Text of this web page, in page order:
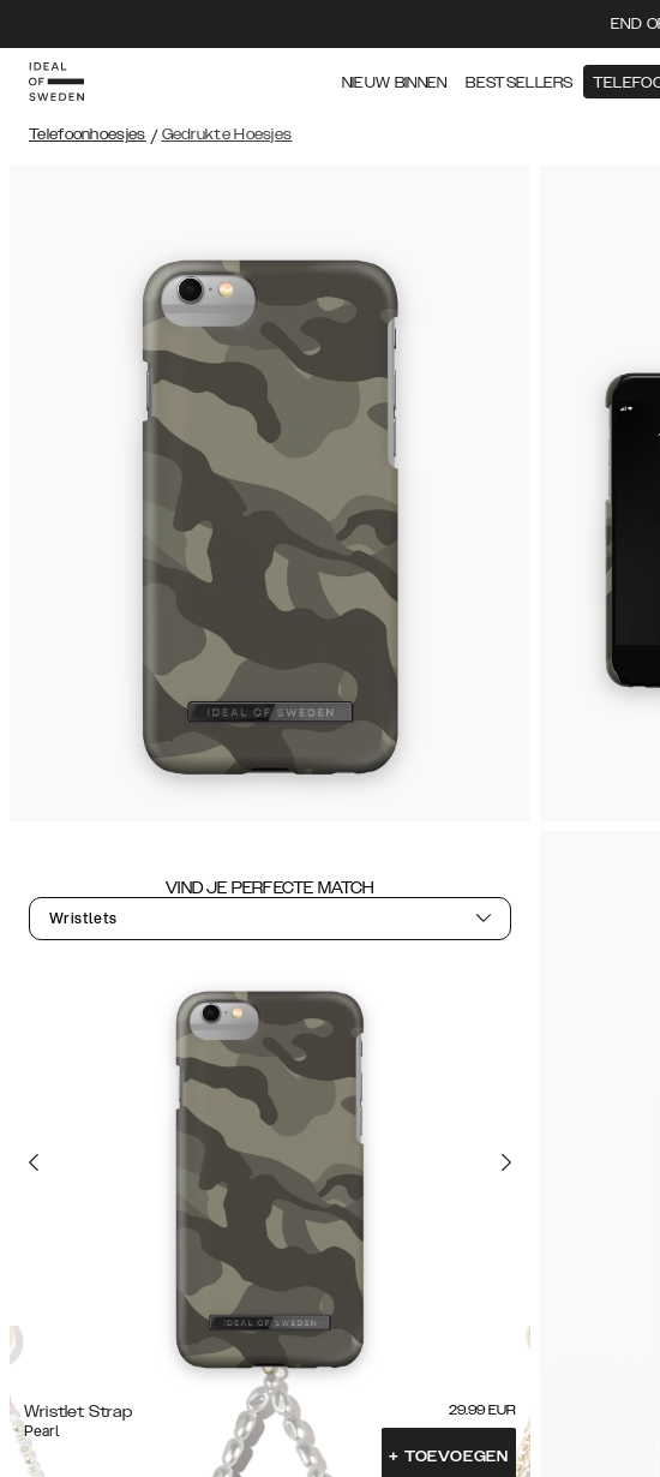
END
NIEUW BINNEN BESTSELLERS
Telefoonhoesjes / Gedrukte Hoesjes
VIND JE PERFECTE MATCH
Wristlets
Wristlet Strap
Pearl
29.99 EUR
+ TOEVOEGEN